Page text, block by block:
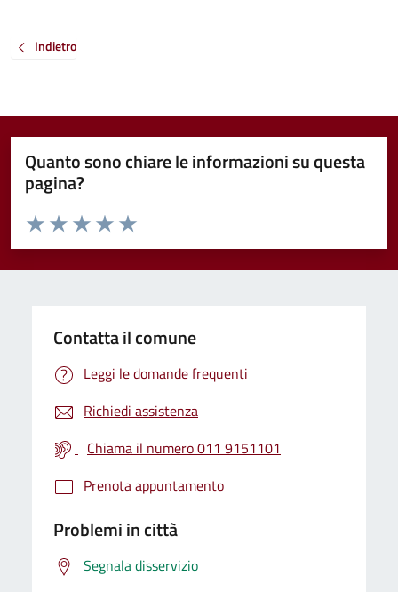
Indietro
Quanto sono chiare le informazioni su questa
pagina?
Valuta da 1 a 5 stelle la pagina
Valuta 5 stelle su 5
Valuta 4 stelle su 5
Valuta 3 stelle su 5
Valuta 2 stelle su 5
Valuta 1 stelle su 5
Contatta il comune
Leggi le domande frequenti
Richiedi assistenza
Chiama il numero 011 9151101
Prenota appuntamento
Problemi in città
Segnala disservizio